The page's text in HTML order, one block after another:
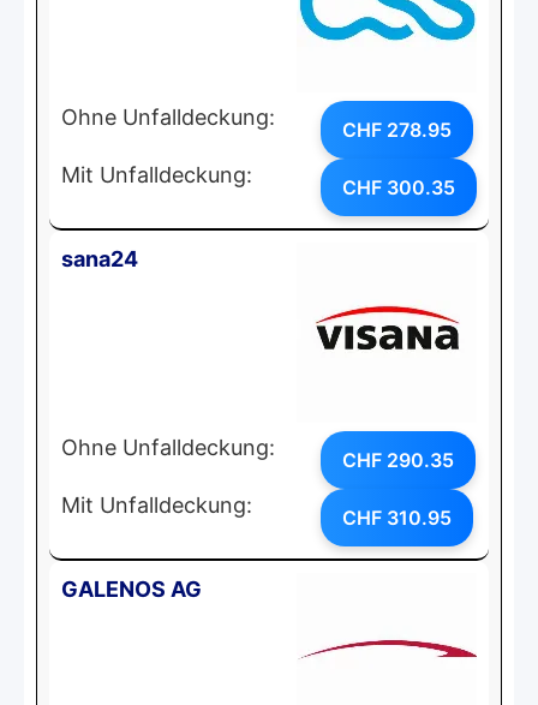
Ohne Unfalldeckung: CHF 278.95
Mit Unfalldeckung: CHF 300.35
sana24
Ohne Unfalldeckung: CHF 290.35
Mit Unfalldeckung: CHF 310.95
GALENOS AG